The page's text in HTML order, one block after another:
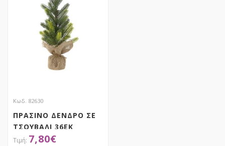
Κωδ. 82630
ΠΡΑΣΙΝΟ ΔΕΝΔΡΟ ΣΕ
ΤΣΟΥΒΑΛΙ 36EK
PLASTIC
7,80€